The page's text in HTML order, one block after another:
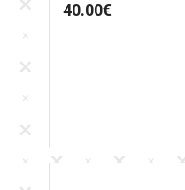
40.00€